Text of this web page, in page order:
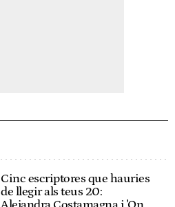
Cinc escriptores que hauries
de llegir als teus 20: